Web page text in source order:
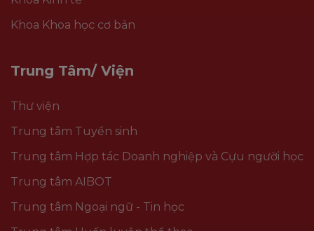
Khoa Khoa học cơ bản
Trung Tâm/ Viện
Thư viện
Trung tâm Tuyển sinh
Trung tâm Hợp tác Doanh nghiệp và Cựu người học
Trung tâm AIBOT
Trung tâm Ngoại ngữ - Tin học